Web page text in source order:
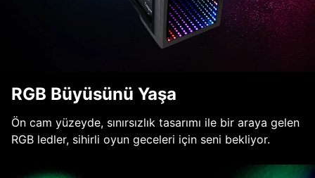
RGB Büyüsünü Yaşa
Ön cam yüzeyde, sınırsızlık tasarımı ile bir araya gelen
RGB ledler, sihirli oyun geceleri için seni bekliyor.